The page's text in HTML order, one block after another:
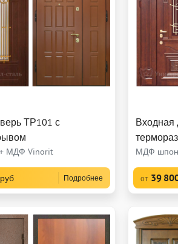
ТР101 с
МДФ Vinorit
руб Подробнее
Входная
МДФ
от 39